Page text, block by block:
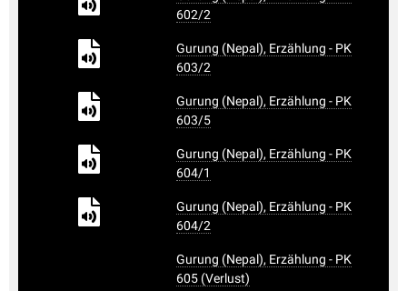
602/2
Gurung (Nepal), Erzählung - PK
603/2
Gurung (Nepal), Erzählung - PK
603/5
Gurung (Nepal), Erzählung - PK
604/1
Gurung (Nepal), Erzählung - PK
604/2
Gurung (Nepal), Erzählung - PK
605 (Verlust)